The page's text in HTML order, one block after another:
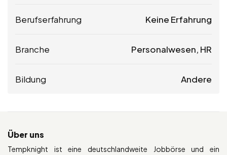
Berufserfahrung Keine Erfahrung
Branche Personalwesen, HR
Bildung Andere
Über uns
Tempknight ist eine deutschlandweite Jobbörse und ein